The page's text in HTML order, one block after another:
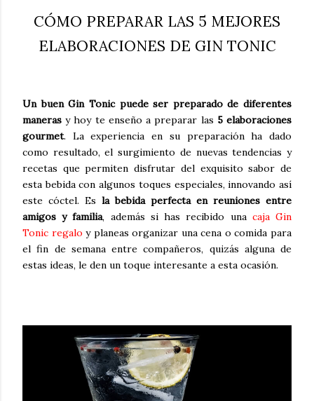
CÓMO PREPARAR LAS 5 MEJORES
ELABORACIONES DE GIN TONIC
Un buen Gin Tonic puede ser preparado de diferentes
manerasy hoy te enseño a preparar las 5 elaboraciones
gourmet. La experiencia en su preparación ha dado
como resultado, el surgimiento de nuevas tendencias y
recetas que permiten disfrutar del exquisito sabor de
esta bebida con algunos toques especiales, innovando así
este cóctel. Es la bebida perfecta en reuniones entre
amigos y familia, además si has recibido una caja Gin
Tonic regalo y planeas organizar una cena o comida para
el fin de semana entre compañeros, quizás alguna de
estas ideas, le den un toque interesante a esta ocasión.